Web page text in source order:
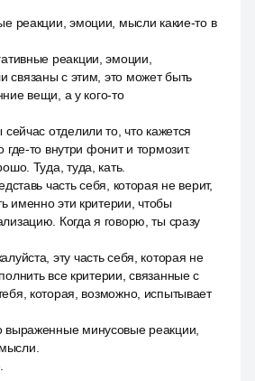
реакции, эмоции, мысли какие-то в
реакции, эмоции,
связаны с этим, это может быть
вещи, а у кого-то
отделили то, что кажется
где-то внутри фонит и тормозит.
Туда, туда, кать.
часть себя, которая не верит,
именно эти критерии, чтобы
Когда я говорю, ты сразу
эту часть себя, которая не
все критерии, связанные с
которая, возможно, испытывает
выраженные минусовые реакции,